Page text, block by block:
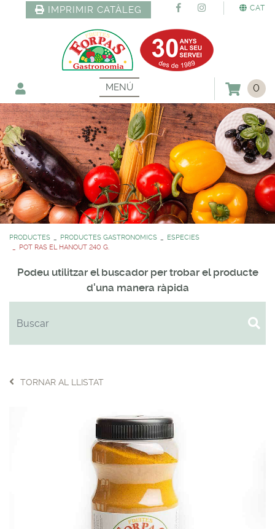
CAT
IMPRIMIR CATÀLEG
MENÚ 0
PRODUCTES PRODUCTES GASTRONOMICS
ESPECIES
POT RAS EL HANOUT 240 G.
Podeu utilitzar el buscador per trobar el producte
d'una manera ràpida
TORNAR AL LLISTAT